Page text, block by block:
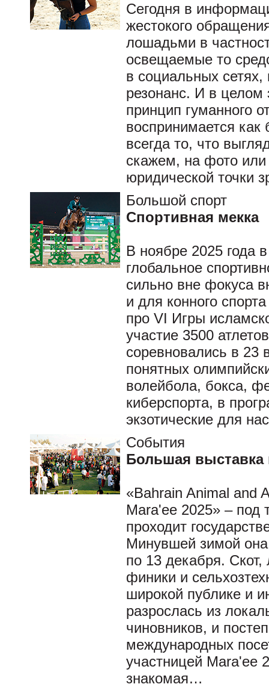
Сегодня в
жестокого
лошадьми в
освещаемые то
в социальных
резонанс. И в целом
принцип гуманного
воспринимается как
всегда то, что
скажем, на фото или
юридической точки
Большой спорт
Спортивная мекка
В ноябре 2025 года
глобальное
сильно вне фокуса
и для конного
про VI Игры
участие 3500
соревновались в 23
понятных
волейбола, бокса,
киберспорта, в
экзотические для
События
Большая выставка
«Bahrain Animal and
Mara'ee 2025» –
проходит
Минувшей зимой
по 13 декабря.
финики и
широкой публике и
разрослась из
чиновников, и
международных
участницей Mara'ee
знакомая…